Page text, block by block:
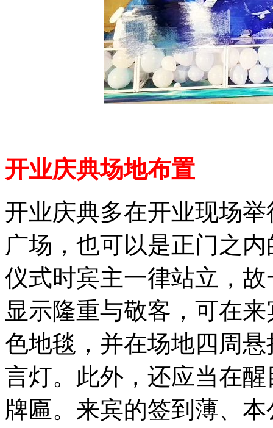
开业庆典场地布置
开业庆典多在开业现场
广场，也可以是正门之
仪式时宾主一律站立，
显示隆重与敬客，可在
色地毯，并在场地四周
言灯。此外，还应当在
牌匾。来宾的签到薄、